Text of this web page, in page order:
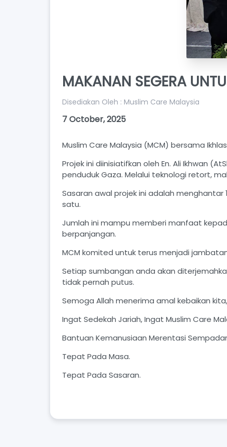
MAKANAN SEGERA
Disediakan Oleh : Muslim Care Malaysia
7 October, 2025
Muslim Care Malaysia (MCM) bersama
Projek ini diinisiatifkan oleh En. Ali Ikhwan
penduduk Gaza. Melalui teknologi retort,
Sasaran awal projek ini adalah
satu.
Jumlah ini mampu memberi manfaat
berpanjangan.
MCM komited untuk terus menjadi
Setiap sumbangan anda akan
tidak pernah putus.
Semoga Allah menerima amal kebaikan
Ingat Sedekah Jariah, Ingat Muslim Care
Bantuan Kemanusiaan Merentasi
Tepat Pada Masa.
Tepat Pada Sasaran.